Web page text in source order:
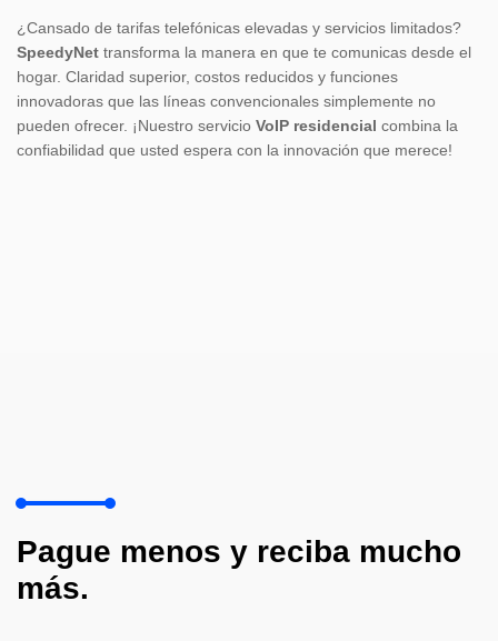
¿Cansado de tarifas telefónicas elevadas y servicios limitados?
SpeedyNet transforma la manera en que te comunicas desde el
hogar. Claridad superior, costos reducidos y funciones
innovadoras que las líneas convencionales simplemente no
pueden ofrecer. ¡Nuestro servicio VoIP residencial combina la
confiabilidad que usted espera con la innovación que merece!
Pague menos y reciba mucho
más.